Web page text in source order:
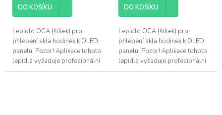
DO KOŠÍKU
Lepidlo OCA (štítek) pro
přilepení skla hodinek k OLED
panelu. Pozor! Aplikace tohoto
lepidla vyžaduje profesionální
vybavení. Kompatibilní s Apple
DO KOŠÍKU
Lepidlo OCA (štítek) pro
přilepení skla hodinek k OLED
panelu. Pozor! Aplikace tohoto
lepidla vyžaduje profesionální
vybavení. Kompatibilní s Apple